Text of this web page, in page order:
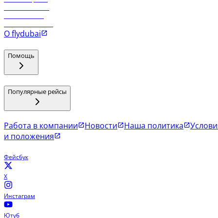
О flydubai
Помощь
Популярные рейсы
Работа в компании Новости Наша политика
и положения
Фейсбук
X
Инстаграм
Ютуб